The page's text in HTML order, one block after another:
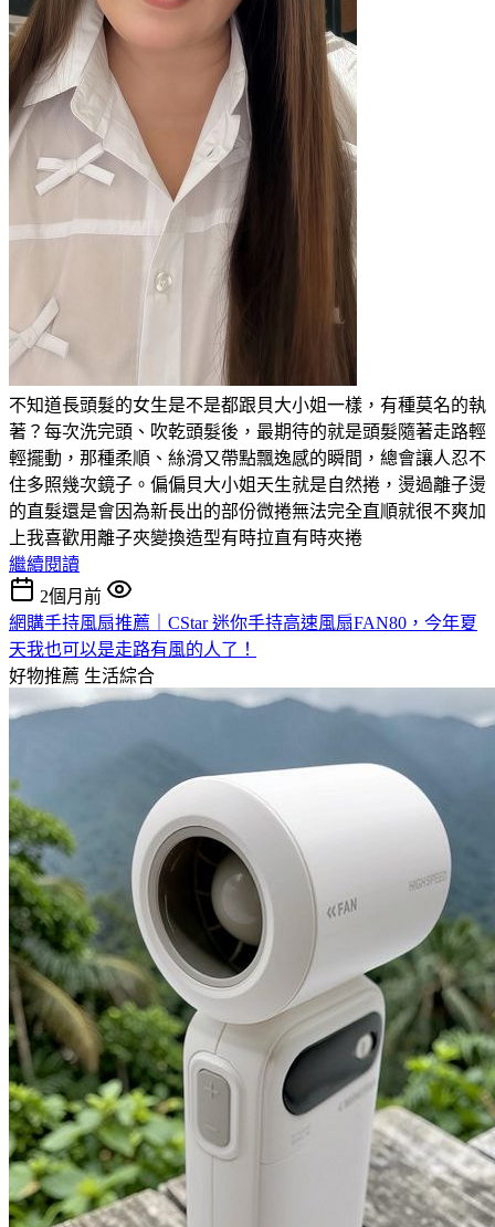
不知道長頭髮的女生是不是都跟貝大小姐一樣，有種莫名的執
著？每次洗完頭、吹乾頭髮後，最期待的就是頭髮隨著走路輕
輕擺動，那種柔順、絲滑又帶點飄逸感的瞬間，總會讓人忍不
住多照幾次鏡子。偏偏貝大小姐天生就是自然捲，燙過離子燙
的直髮還是會因為新長出的部份微捲無法完全直順就很不爽加
上我喜歡用離子夾變換造型有時拉直有時夾捲
繼續閱讀
2個月前
網購手持風扇推薦｜CStar 迷你手持高速風扇FAN80，今年夏
天我也可以是走路有風的人了！
好物推薦 生活綜合